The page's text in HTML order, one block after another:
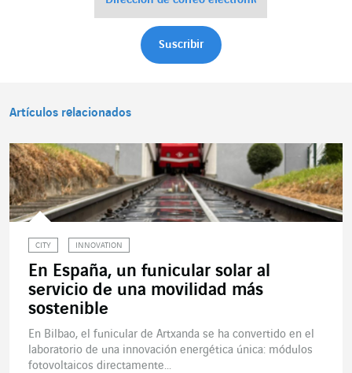
Artículos relacionados
CITY INNOVATION
En España, un funicular solar al
servicio de una movilidad más
sostenible
En Bilbao, el funicular de Artxanda se ha convertido en el
laboratorio de una innovación energética única: módulos
fotovoltaicos directamente...